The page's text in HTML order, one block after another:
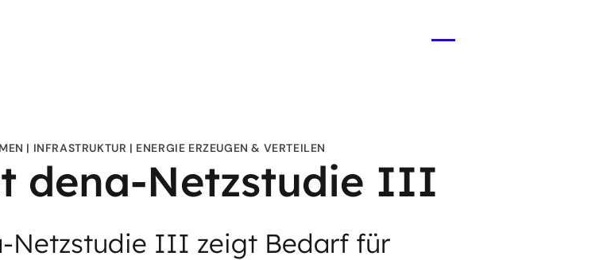
INFRASTRUKTUR ENERGIE ERZEUGEN & VERTEILEN
dena-Netzstudie III
Netzstudie III zeigt Bedarf für